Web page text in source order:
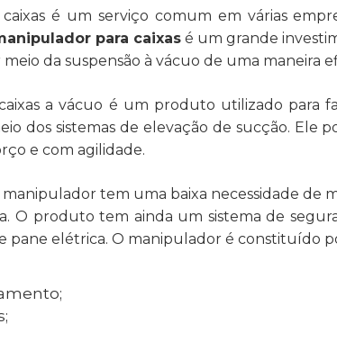
é um serviço comum em várias
para caixasé um grande
da suspensão à vácuo de uma maneira
a vácuo é um produto utilizado para
dos sistemas de elevação de sucção. Ele
e com agilidade.
tem uma baixa necessidade de
O produto tem ainda um sistema de
pane elétrica. O manipulador é constituído